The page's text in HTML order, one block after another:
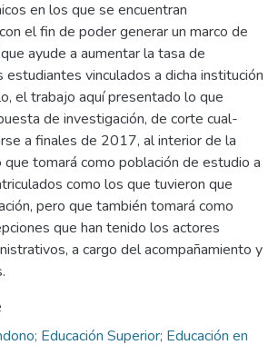
en los que se encuentran
el fin de poder generar un marco de
ayude a aumentar la tasa de
estudiantes vinculados a dicha institución
el trabajo aquí presentado lo que
de investigación, de corte cual-
a finales de 2017, al interior de la
tomará como población de estudio a
como los que tuvieron que
pero que también tomará como
que han tenido los actores
a cargo del acompañamiento y
Educación Superior; Educación en